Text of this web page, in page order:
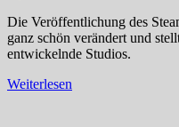
Die Veröffentlichung des
ganz schön verändert und
entwickelnde Studios.
Weiterlesen